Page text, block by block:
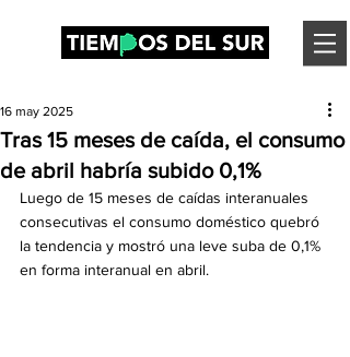
Tras 15 meses de caída, el consumo
de abril habría subido 0,1%
16 may 2025
Luego de 15 meses de caídas interanuales
consecutivas el consumo doméstico quebró
la tendencia y mostró una leve suba de 0,1%
en forma interanual en abril.